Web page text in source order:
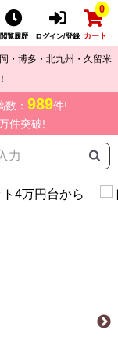
閲覧履歴 ログイン/登録
0
カート
・博多・北九州・久留米
数： 989件!
件突破!